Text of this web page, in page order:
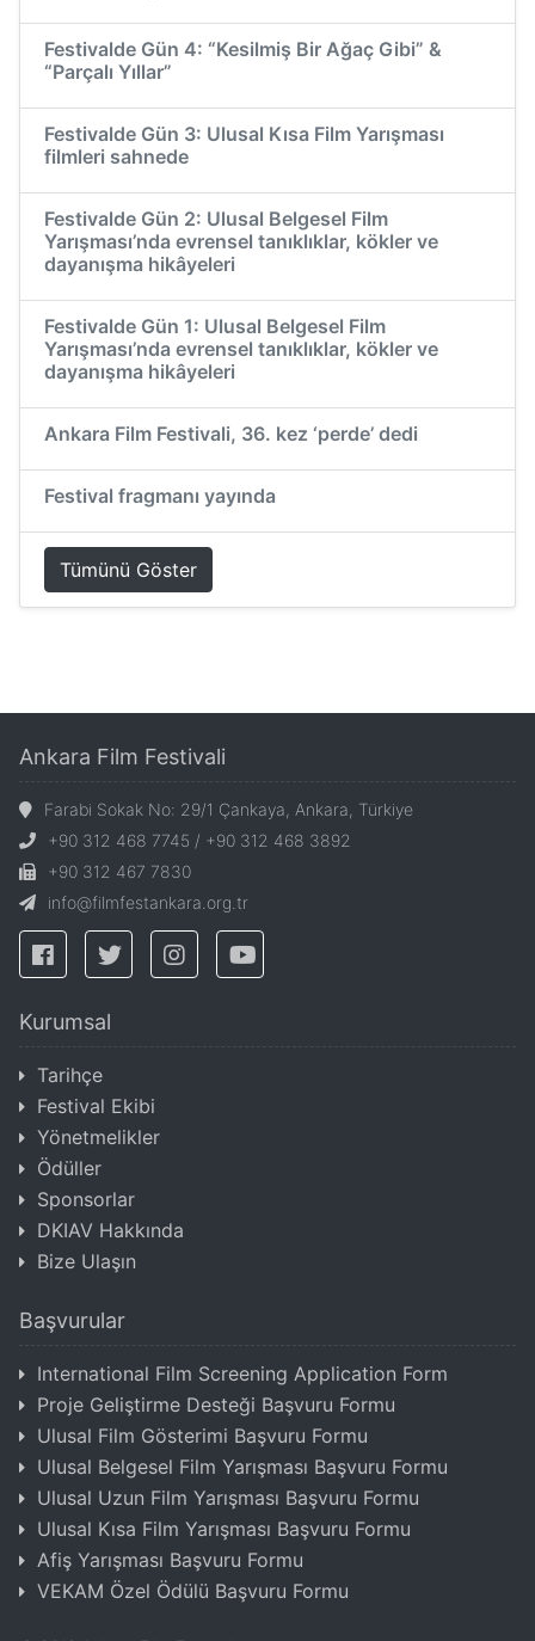
Festivalde Gün 4: “Kesilmiş Bir Ağaç Gibi” &
“Parçalı Yıllar”
Festivalde Gün 3: Ulusal Kısa Film Yarışması
filmleri sahnede
Festivalde Gün 2: Ulusal Belgesel Film
Yarışması’nda evrensel tanıklıklar, kökler ve
dayanışma hikâyeleri
Festivalde Gün 1: Ulusal Belgesel Film
Yarışması’nda evrensel tanıklıklar, kökler ve
dayanışma hikâyeleri
Ankara Film Festivali, 36. kez ‘perde’ dedi
Festival fragmanı yayında
Tümünü Göster
Ankara Film Festivali
Farabi Sokak No: 29/1 Çankaya, Ankara, Türkiye
+90 312 468 7745 / +90 312 468 3892
+90 312 467 7830
info@filmfestankara.org.tr
Kurumsal
Tarihçe
Festival Ekibi
Yönetmelikler
Ödüller
Sponsorlar
DKIAV Hakkında
Bize Ulaşın
Başvurular
International Film Screening Application Form
Proje Geliştirme Desteği Başvuru Formu
Ulusal Film Gösterimi Başvuru Formu
Ulusal Belgesel Film Yarışması Başvuru Formu
Ulusal Uzun Film Yarışması Başvuru Formu
Ulusal Kısa Film Yarışması Başvuru Formu
Afiş Yarışması Başvuru Formu
VEKAM Özel Ödülü Başvuru Formu